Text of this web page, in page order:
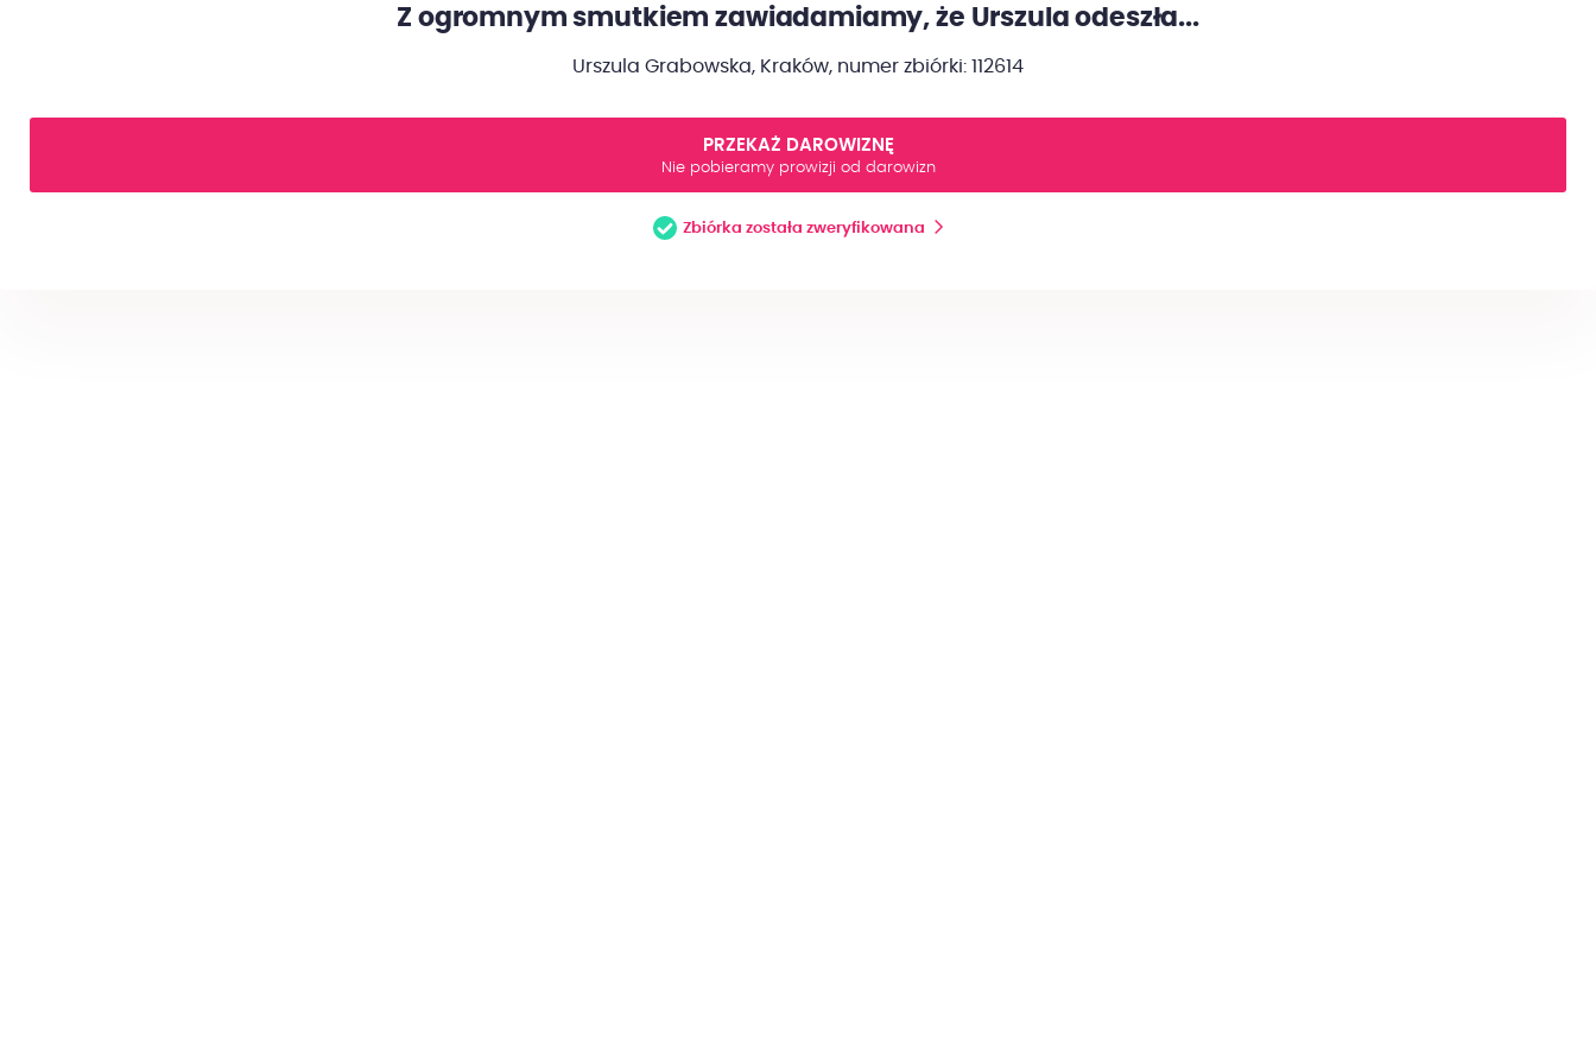
Z ogromnym smutkiem zawiadamiamy, że Urszula odeszła...
Urszula Grabowska, Kraków, numer zbiórki: 112614
PRZEKAŻ DAROWIZNĘ
Nie pobieramy prowizji od darowizn
Zbiórka została zweryfikowana